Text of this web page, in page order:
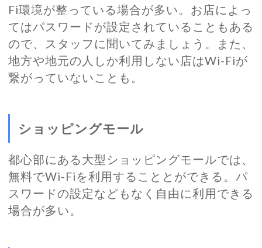
Fi環境が整っている場合が多い。お店によっ
てはパスワードが設定されていることもある
ので、スタッフに聞いてみましょう。また、
地方や地元の人しか利用しない店はWi-Fiが
繋がっていないことも。
ショッピングモール
都心部にある大型ショッピングモールでは、
無料でWi-Fiを利用することとができる。パ
スワードの設定などもなく自由に利用できる
場合が多い。